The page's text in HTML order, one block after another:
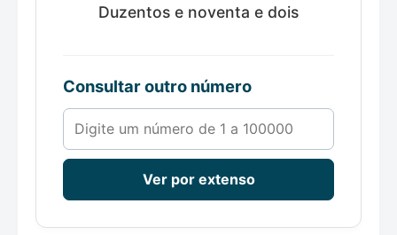
Duzentos e noventa e dois
Consultar outro número
Número de 1 a 100000
Ver por extenso